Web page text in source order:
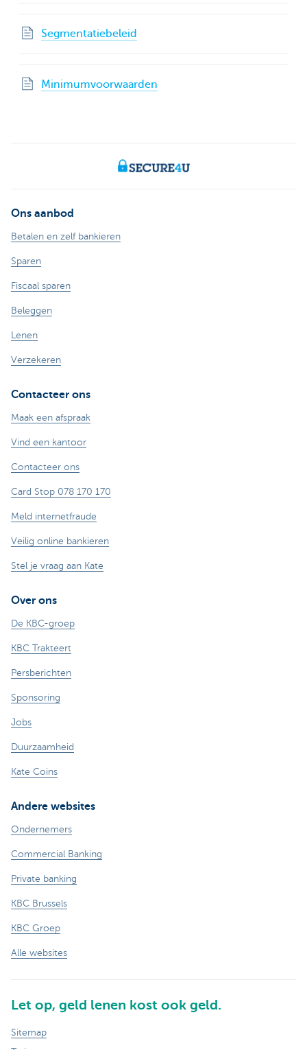
Segmentatiebeleid
Minimumvoorwaarden
Ons aanbod
Betalen en zelf bankieren
Sparen
Fiscaal sparen
Beleggen
Lenen
Verzekeren
Contacteer ons
Maak een afspraak
Vind een kantoor
Contacteer ons
Card Stop 078 170 170
Meld internetfraude
Veilig online bankieren
Stel je vraag aan Kate
Over ons
De KBC-groep
KBC Trakteert
Persberichten
Sponsoring
Jobs
Duurzaamheid
Kate Coins
Andere websites
Ondernemers
Commercial Banking
Private banking
KBC Brussels
KBC Groep
Alle websites
Let op, geld lenen kost ook geld.
Sitemap